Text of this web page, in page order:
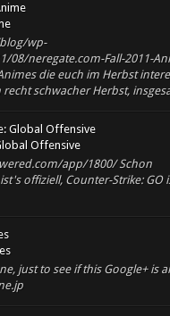
wp-
08/neregate.com-Fall-2011-
die euch im Herbst
schwacher Herbst,
Global Offensive
Offensive
app/1800/ Schon
offiziell, Counter-Strike: GO
just to see if this Google+ is